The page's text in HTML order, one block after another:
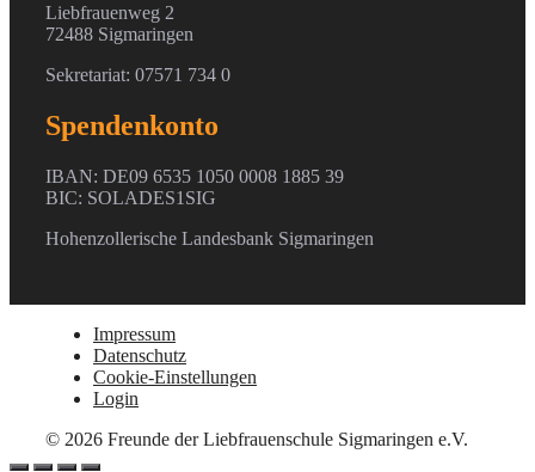
Liebfrauenweg 2
72488 Sigmaringen
Sekretariat: 07571 734 0
Spendenkonto
IBAN: DE09 6535 1050 0008 1885 39
BIC: SOLADES1SIG
Hohenzollerische Landesbank Sigmaringen
Impressum
Datenschutz
Cookie-Einstellungen
Login
© 2026 Freunde der Liebfrauenschule Sigmaringen e.V.